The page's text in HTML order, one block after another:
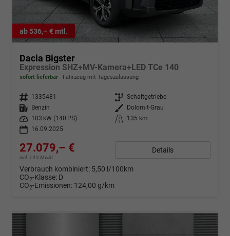
ab 536,– € mtl.
Dacia Bigster
Expression SHZ+MV-Kamera+LED TCe 140
sofort lieferbar Fahrzeug mit Tageszulassung
Fahrzeugnr. 1335481 Getriebe Schaltgetriebe
Kraftstoff
Benzin Außenfarbe
Dolomit-Grau
Leistung
103 kW (140 PS) Kilometerstand
135 km
16.09.2025
27.079,– €
incl. 19% MwSt.
Details
Verbrauch kombiniert: 5,50 l/100km
CO2-Klasse: D
CO2-Emissionen: 124,00 g/km